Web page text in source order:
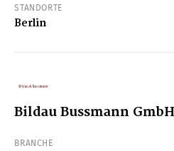
STANDORTE
Berlin
Bildau Bussmann GmbH
BRANCHE